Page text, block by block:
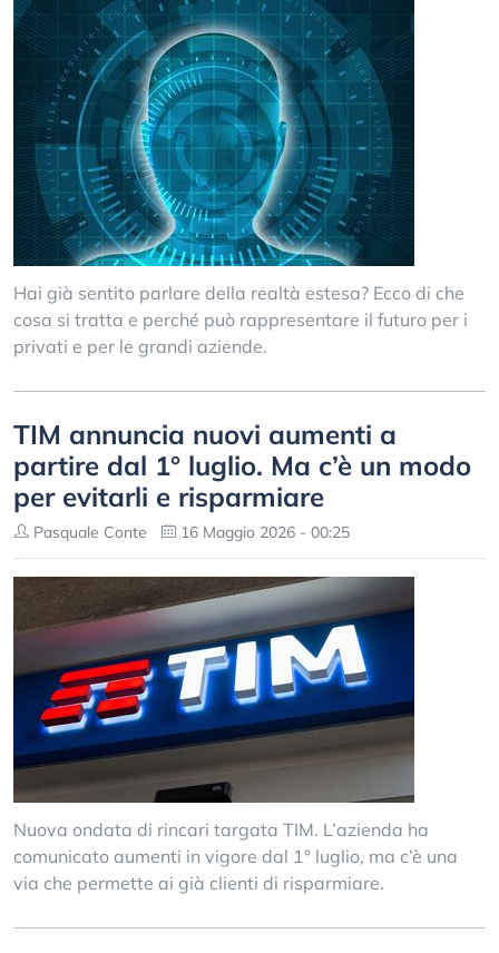
Hai già sentito parlare della realtà estesa? Ecco di che
cosa si tratta e perché può rappresentare il futuro per i
privati e per le grandi aziende.
TIM annuncia nuovi aumenti a
partire dal 1° luglio. Ma c’è un modo
per evitarli e risparmiare
Pasquale Conte 16 Maggio 2026 - 00:25
Nuova ondata di rincari targata TIM. L’azienda ha
comunicato aumenti in vigore dal 1° luglio, ma c’è una
via che permette ai già clienti di risparmiare.